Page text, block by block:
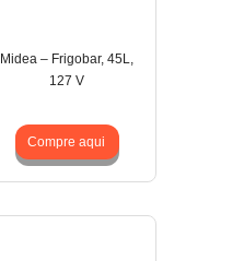
Midea – Frigobar, 45L,
127 V
Compre aqui